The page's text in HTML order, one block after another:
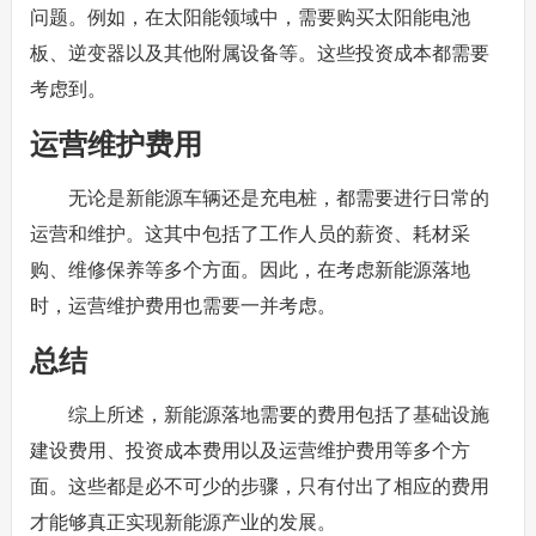
问题。例如，在太阳能领域中，需要购买太阳能电池
板、逆变器以及其他附属设备等。这些投资成本都需要
考虑到。
运营维护费用
无论是新能源车辆还是充电桩，都需要进行日常的
运营和维护。这其中包括了工作人员的薪资、耗材采
购、维修保养等多个方面。因此，在考虑新能源落地
时，运营维护费用也需要一并考虑。
总结
综上所述，新能源落地需要的费用包括了基础设施
建设费用、投资成本费用以及运营维护费用等多个方
面。这些都是必不可少的步骤，只有付出了相应的费用
才能够真正实现新能源产业的发展。